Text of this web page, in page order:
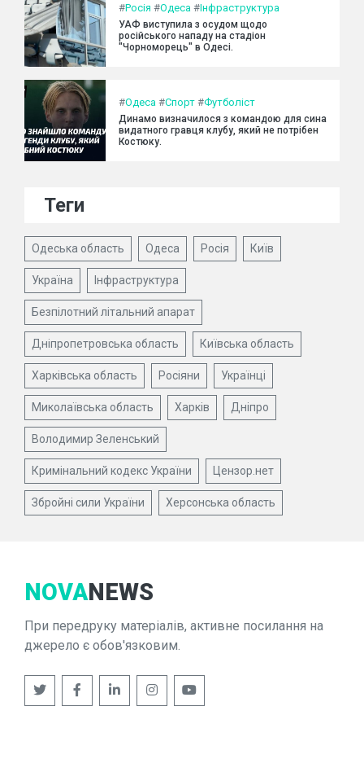
#Росія #Одеса #Інфраструктура
УАФ виступила з осудом щодо
російського нападу на стадіон
"Чорноморець" в Одесі.
#Одеса #Спорт #Футболіст
Динамо визначилося з командою для сина
видатного гравця клубу, який не потрібен
Костюку.
Теги
Одеська область Одеса Росія Київ
Україна Інфраструктура
Безпілотний літальний апарат
Дніпропетровська область Київська область
Харківська область Росіяни Українці
Миколаївська область Харків Дніпро
Володимир Зеленський
Кримінальний кодекс України Цензор.нет
Збройні сили України Херсонська область
NOVANEWS
При передруку матеріалів, активне посилання на
джерело є обов'язковим.